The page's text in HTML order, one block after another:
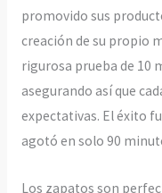
promovido sus
creación de su propio
rigurosa prueba de 10
asegurando así que
expectativas. El éxito
agotó en solo 90
Los zapatos son